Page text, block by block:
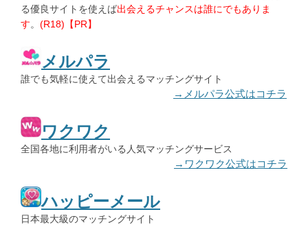
る優良サイトを使えば出会えるチャンスは誰にでもありま
す。 (R18)【PR】
メルパラ
誰でも気軽に使えて出会えるマッチングサイト
→メルパラ公式はコチラ
ワクワク
全国各地に利用者がいる人気マッチングサービス
→ワクワク公式はコチラ
ハッピーメール
日本最大級のマッチングサイト